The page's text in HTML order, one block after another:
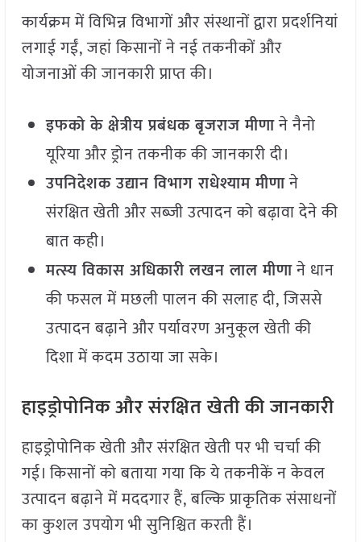
कार्यक्रम में विभिन्न विभागों और संस्थानों द्वारा प्रदर्शनियां
लगाई गईं, जहां किसानों ने नई तकनीकों और
योजनाओं की जानकारी प्राप्त की।
इफको के क्षेत्रीय प्रबंधक बृजराज मीणाने नैनो
यूरिया और ड्रोन तकनीक की जानकारी दी।
उपनिदेशक उद्यान विभाग राधेश्याम मीणाने
संरक्षित खेती और सब्जी उत्पादन को बढ़ावा देने की
बात कही।
मत्स्य विकास अधिकारी लखन लाल मीणाने धान
की फसल में मछली पालन की सलाह दी, जिससे
उत्पादन बढ़ाने और पर्यावरण अनुकूल खेती की
दिशा में कदम उठाया जा सके।
हाइड्रोपोनिक और संरक्षित खेती की जानकारी
हाइड्रोपोनिक खेती और संरक्षित खेती पर भी चर्चा की
गई। किसानों को बताया गया कि ये तकनीकें न केवल
उत्पादन बढ़ाने में मददगार हैं, बल्कि प्राकृतिक संसाधनों
का कुशल उपयोग भी सुनिश्चित करती हैं।